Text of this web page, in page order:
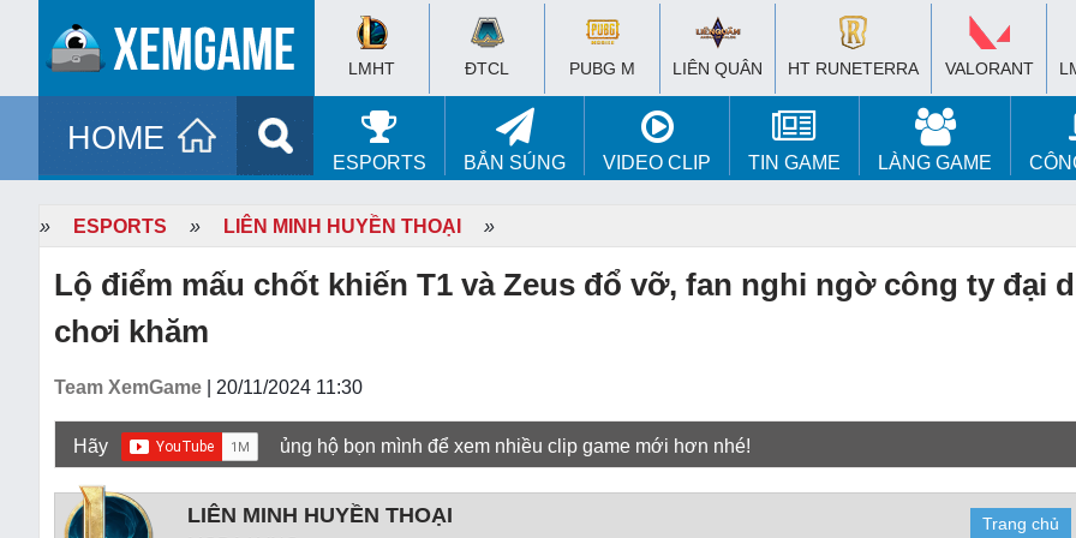
LMHT ĐTCL PUBG M LIÊN QUÂN HT RUNETERRA VALORANT
HOME
ESPORTS BẮN SÚNG VIDEO CLIP TIN GAME LÀNG GAME
» ESPORTS » LIÊN MINH HUYỀN THOẠI »
Lộ điểm mấu chốt khiến T1 và Zeus đổ vỡ, fan nghi ngờ công ty đại
chơi khăm
Team XemGame | 20/11/2024 11:30
Hãy ủng hộ bọn mình để xem nhiều clip game mới hơn nhé!
LIÊN MINH HUYỀN THOẠI Trang chủ